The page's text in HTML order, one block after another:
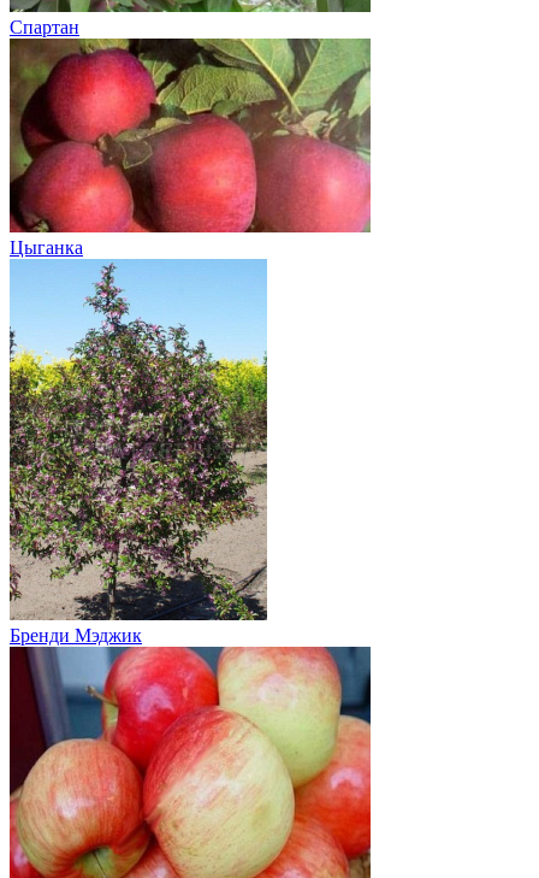
Спартан
Цыганка
Бренди Мэджик